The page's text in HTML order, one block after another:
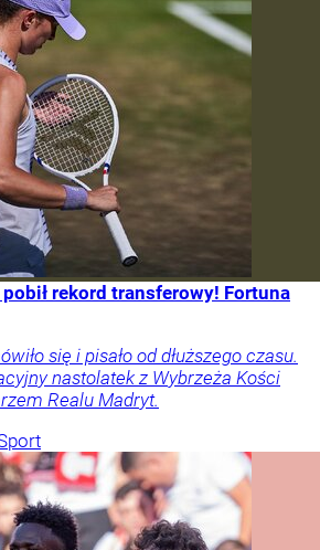
rekord transferowy! Fortuna
się i pisało od dłuższego czasu.
nastolatek z Wybrzeża Kości
Realu Madryt.